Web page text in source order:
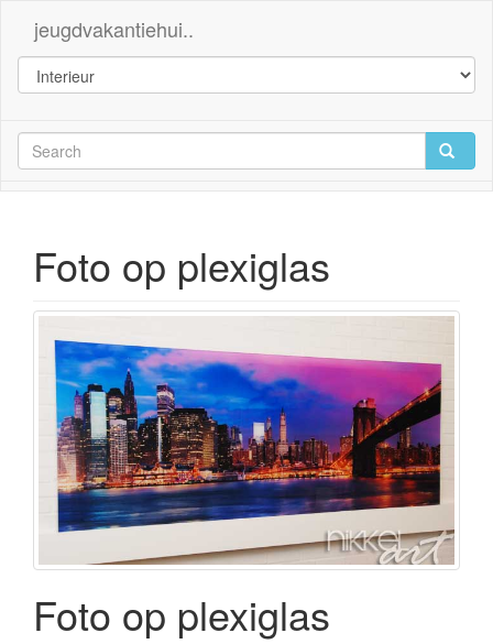
jeugdvakantiehui..
Foto op plexiglas
Foto op plexiglas